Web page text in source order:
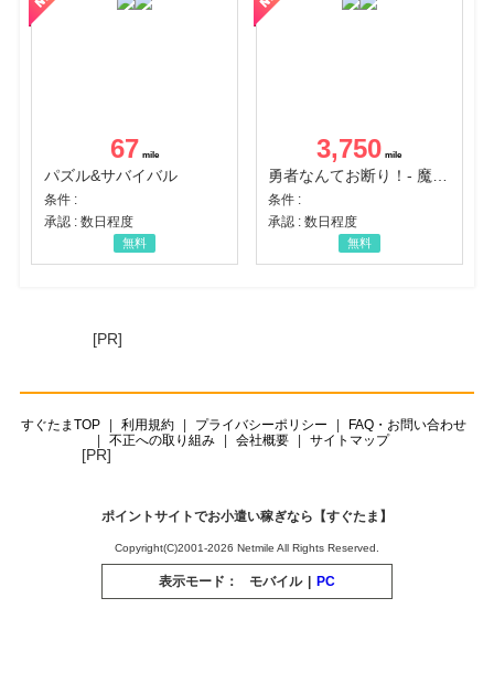
67
パズル&サバイバル
条件 :
承認 : 数日程度
無料
3,750
条件 :
承認 : 数日程度
無料
[PR]
すぐたまTOP 利用規約 プライバシーポリシー
FAQ・お問い合わせ
不正への取り組み
会社概要 サイトマップ
[PR]
ポイントサイトでお小遣い稼ぎなら【すぐたま】
Copyright(C)2001-2026 Netmile All Rights Reserved.
表示モード： モバイル | PC